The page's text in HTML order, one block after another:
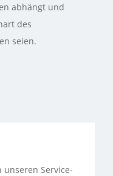
abhängt und
des
seien.
unseren Service-